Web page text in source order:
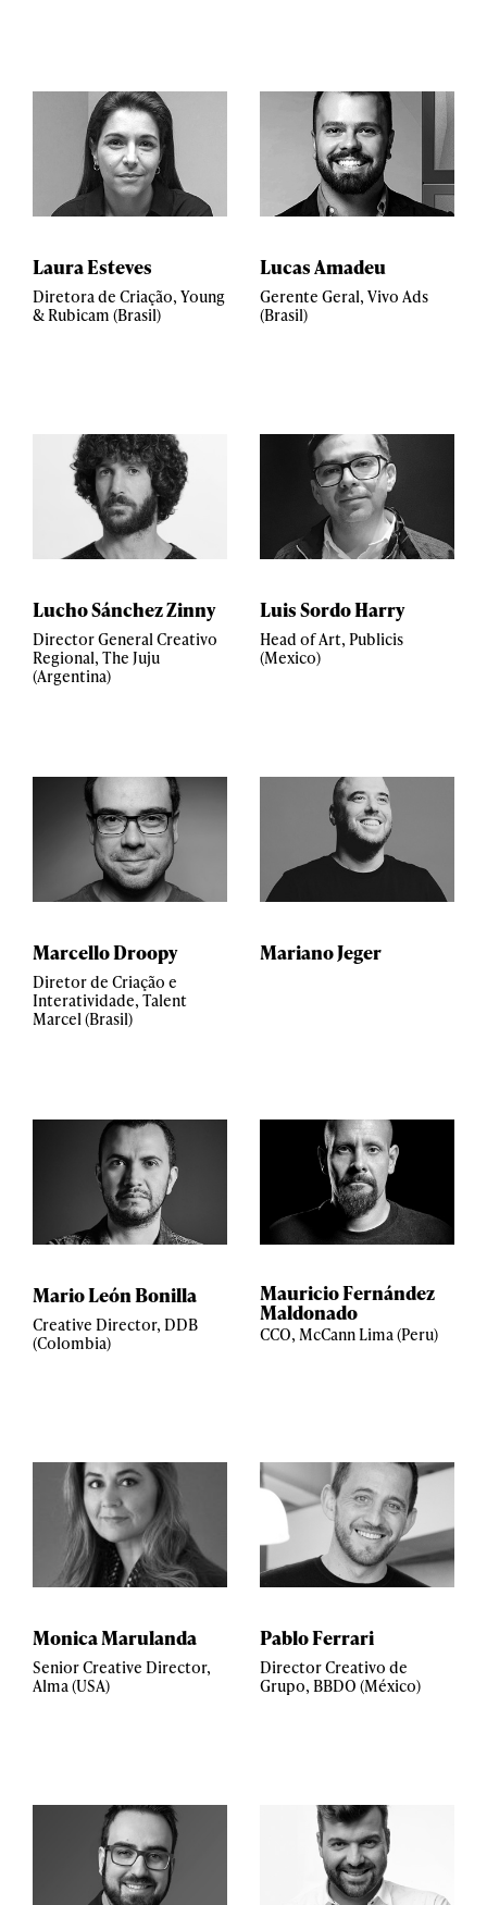
Laura Esteves
Diretora de Criação, Young
& Rubicam (Brasil)
Lucas Amadeu
Gerente Geral, Vivo Ads
(Brasil)
Lucho Sánchez Zinny
Director General Creativo
Regional, The Juju
(Argentina)
Luis Sordo Harry
Head of Art, Publicis
(Mexico)
Marcello Droopy
Diretor de Criação e
Interatividade, Talent
Marcel (Brasil)
Mariano Jeger
Mario León Bonilla
Creative Director, DDB
(Colombia)
Mauricio Fernández
Maldonado
CCO, McCann Lima (Peru)
Monica Marulanda
Senior Creative Director,
Alma (USA)
Pablo Ferrari
Director Creativo de
Grupo, BBDO (México)